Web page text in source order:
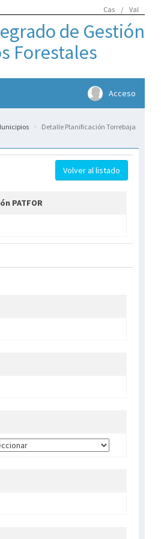
Val
/
Cas
de Gestión
Forestales
Acceso
Detalle Planificación Torrebaja
Volver al listado
PATFOR